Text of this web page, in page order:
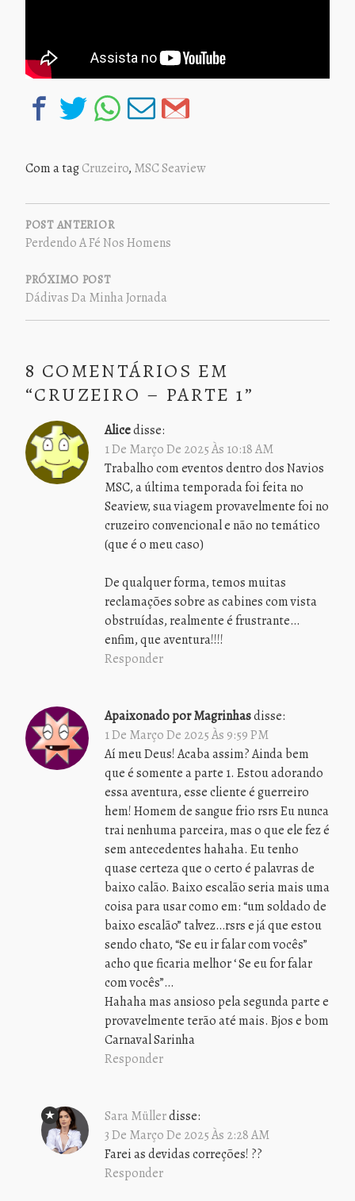
Com a tagCruzeiro, MSC Seaview
NAVEGAÇÃO
DE
POST
POST ANTERIOR
Perdendo A Fé Nos Homens
PRÓXIMO POST
Dádivas Da Minha Jornada
8 COMENTÁRIOS EM
“CRUZEIRO – PARTE 1”
Alicedisse:
1 De Março De 2025 Às 10:18 AM
Trabalho com eventos dentro dos Navios
MSC, a última temporada foi feita no
Seaview, sua viagem provavelmente foi no
cruzeiro convencional e não no temático
(que é o meu caso)
De qualquer forma, temos muitas
reclamações sobre as cabines com vista
obstruídas, realmente é frustrante…
enfim, que aventura!!!!
Responder
Apaixonado por Magrinhasdisse:
1 De Março De 2025 Às 9:59 PM
Aí meu Deus! Acaba assim? Ainda bem
que é somente a parte 1. Estou adorando
essa aventura, esse cliente é guerreiro
hem! Homem de sangue frio rsrs Eu nunca
trai nenhuma parceira, mas o que ele fez é
sem antecedentes hahaha. Eu tenho
quase certeza que o certo é palavras de
baixo calão. Baixo escalão seria mais uma
coisa para usar como em: “um soldado de
baixo escalão” talvez…rsrs e já que estou
sendo chato, “Se eu ir falar com vocês”
acho que ficaria melhor ‘ Se eu for falar
com vocês”…
Hahaha mas ansioso pela segunda parte e
provavelmente terão até mais. Bjos e bom
Carnaval Sarinha
Responder
Sara Müllerdisse:
3 De Março De 2025 Às 2:28 AM
Farei as devidas correções! ??
Responder